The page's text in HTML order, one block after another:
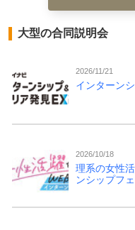
大型の合同説明会
2026/11/21
インターン
2026/10/18
理系の女性
ンシップフ